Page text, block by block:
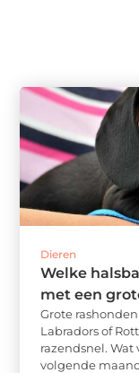
Dieren
Welke
met een
Grote
Labradors of
razendsnel. Wat
volgende